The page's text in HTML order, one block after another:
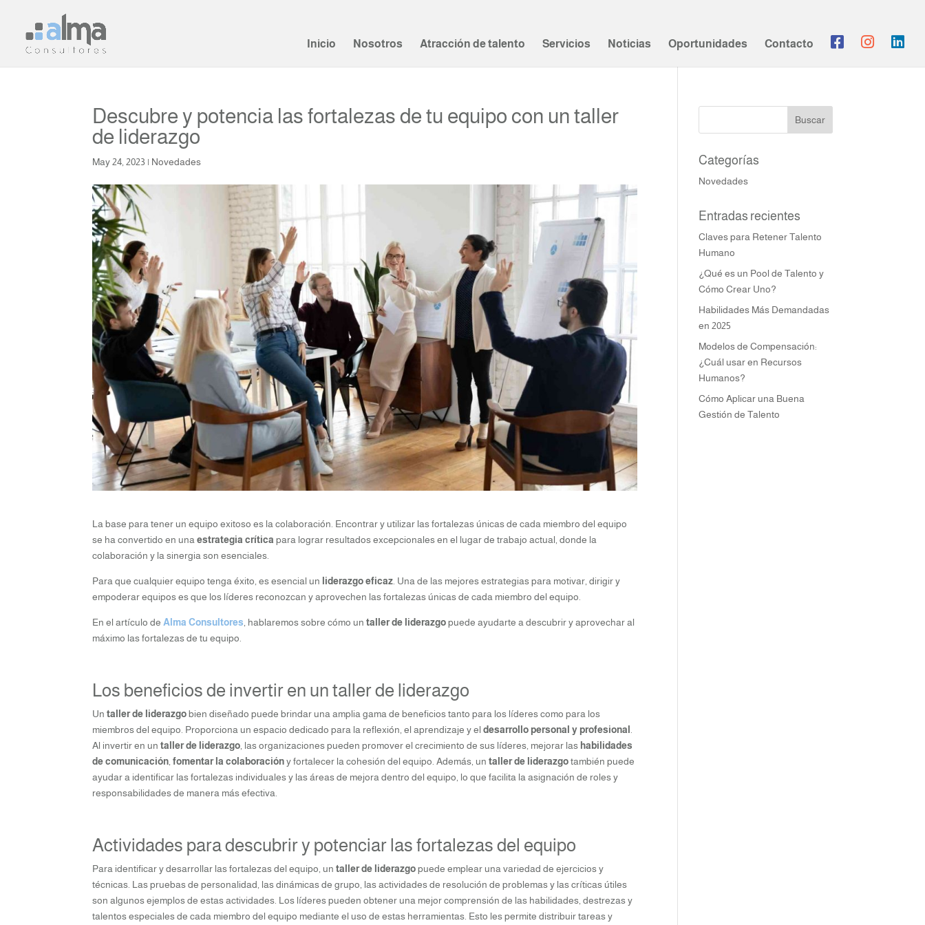
Inicio Nosotros Atracción de talento Servicios Noticias Oportunidades Contacto
Descubre y potencia las fortalezas de tu equipo con un taller
de liderazgo
May 24, 2023 | Novedades
La base para tener un equipo exitoso es la colaboración. Encontrar y utilizar las fortalezas únicas de cada miembro del equipo
se ha convertido en unaestrategia crítica para lograr resultados excepcionales en el lugar de trabajo actual, donde la
colaboración y la sinergia son esenciales.
Para que cualquier equipo tenga éxito, es esencial un liderazgo eficaz . Una de las mejores estrategias para motivar, dirigir y
empoderar equipos es que los líderes reconozcan y aprovechen las fortalezas únicas de cada miembro del equipo.
En el artículo de Alma Consultores , hablaremos sobre cómo untaller de liderazgopuede ayudarte a descubrir y aprovechar al
máximo las fortalezas de tu equipo.
Los beneficios de invertir en un taller de liderazgo
Untaller de liderazgobien diseñado puede brindar una amplia gama de beneficios tanto para los líderes como para los
miembros del equipo. Proporciona un espacio dedicado para la reflexión, el aprendizaje y eldesarrollo personal y profesional
Al invertir en untaller de liderazgo , las organizaciones pueden promover el crecimiento de sus líderes, mejorar las habilidades
de comunicación ,fomentar la colaboracióny fortalecer la cohesión del equipo. Además, untaller de liderazgotambién puede
ayudar a identificar las fortalezas individuales y las áreas de mejora dentro del equipo, lo que facilita la asignación de roles y
responsabilidades de manera más efectiva.
Actividades para descubrir y potenciar las fortalezas del equipo
Para identificar y desarrollar las fortalezas del equipo, untaller de liderazgopuede emplear una variedad de ejercicios y
técnicas. Las pruebas de personalidad, las dinámicas de grupo, las actividades de resolución de problemas y las críticas útiles
son algunos ejemplos de estas actividades. Los líderes pueden obtener una mejor comprensión de las habilidades, destrezas y
talentos especiales de cada miembro del equipo mediante el uso de estas herramientas. Esto les permite distribuir tareas y
Categorías
Novedades
Entradas recientes
Claves para Retener Talento
Humano
¿Qué es un Pool de Talento y
Cómo Crear Uno?
Habilidades Más Demandadas
en 2025
Modelos de Compensación:
¿Cuál usar en Recursos
Humanos?
Cómo Aplicar una Buena
Gestión de Talento